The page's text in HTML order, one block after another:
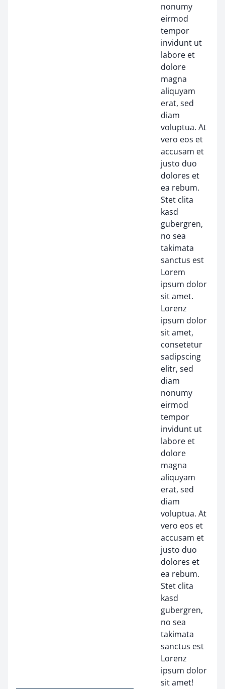
nonumy
eirmod
tempor
invidunt ut
labore et
dolore
magna
aliquyam
erat, sed
diam
voluptua. At
vero eos et
accusam et
justo duo
dolores et
ea rebum.
Stet clita
kasd
gubergren,
no sea
takimata
sanctus est
Lorem
ipsum dolor
sit amet.
Lorenz
ipsum dolor
sit amet,
consetetur
sadipscing
elitr, sed
diam
nonumy
eirmod
tempor
invidunt ut
labore et
dolore
magna
aliquyam
erat, sed
diam
voluptua. At
vero eos et
accusam et
justo duo
dolores et
ea rebum.
Stet clita
kasd
gubergren,
no sea
takimata
sanctus est
Lorenz
ipsum dolor
sit amet!